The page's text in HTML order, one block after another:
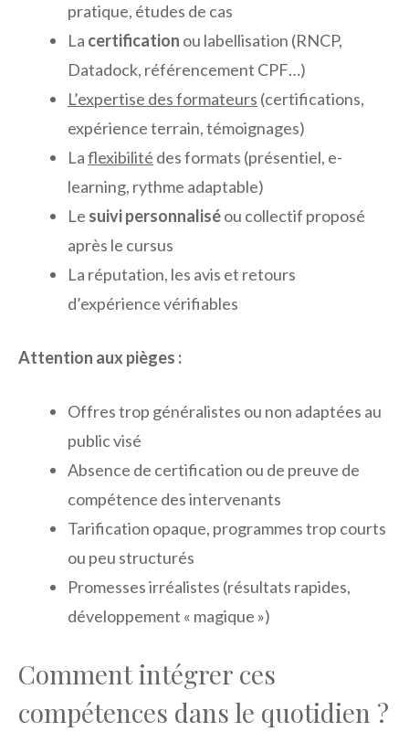
pratique, études de cas
La certification ou labellisation (RNCP,
Datadock, référencement CPF…)
L’expertise des formateurs (certifications,
expérience terrain, témoignages)
Laflexibilité des formats (présentiel, e-
learning, rythme adaptable)
Le suivi personnaliséou collectif proposé
après le cursus
La réputation, les avis et retours
d’expérience vérifiables
Attention aux pièges :
Offres trop généralistes ou non adaptées au
public visé
Absence de certification ou de preuve de
compétence des intervenants
Tarification opaque, programmes trop courts
ou peu structurés
Promesses irréalistes (résultats rapides,
développement « magique »)
Comment intégrer ces
compétences dans le quotidien ?